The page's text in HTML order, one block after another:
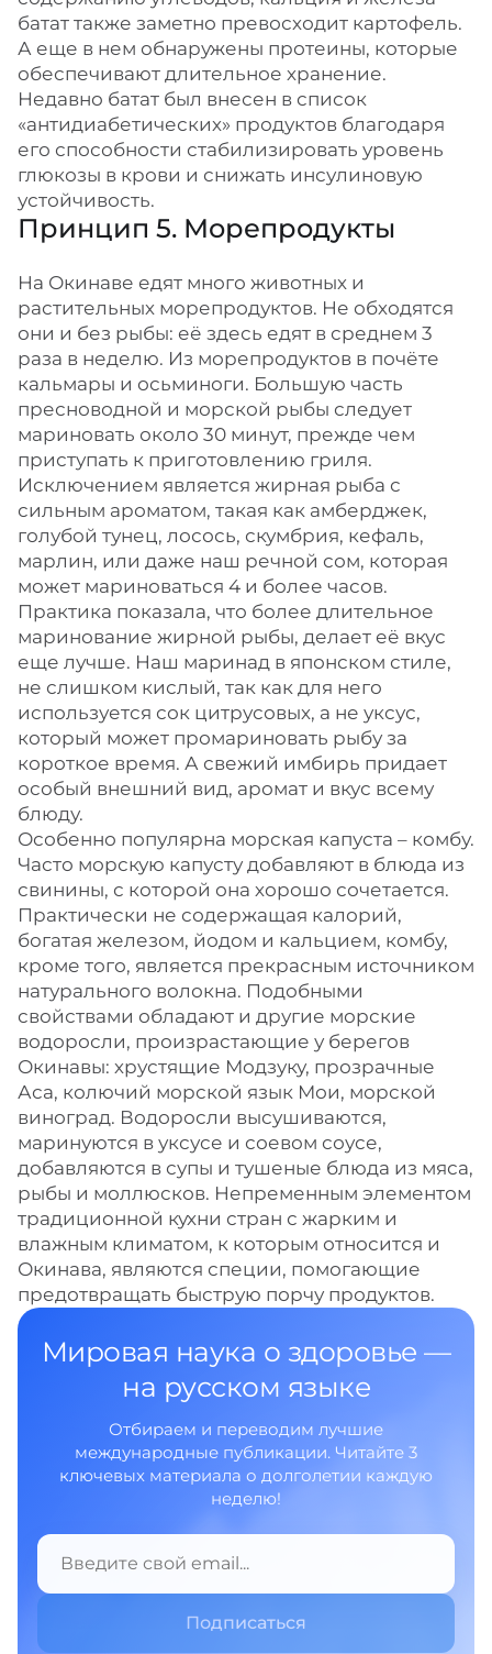
батат также заметно превосходит картофель.
А еще в нем обнаружены протеины, которые
обеспечивают длительное хранение.
Недавно батат был внесен в список
«антидиабетических» продуктов благодаря
его способности стабилизировать уровень
глюкозы в крови и снижать инсулиновую
устойчивость.
Принцип 5. Морепродукты
На Окинаве едят много животных и
растительных морепродуктов. Не обходятся
они и без рыбы: её здесь едят в среднем 3
раза в неделю. Из морепродуктов в почёте
кальмары и осьминоги. Большую часть
пресноводной и морской рыбы следует
мариновать около 30 минут, прежде чем
приступать к приготовлению гриля.
Исключением является жирная рыба с
сильным ароматом, такая как амберджек,
голубой тунец, лосось, скумбрия, кефаль,
марлин, или даже наш речной сом, которая
может мариноваться 4 и более часов.
Практика показала, что более длительное
маринование жирной рыбы, делает её вкус
еще лучше. Наш маринад в японском стиле,
не слишком кислый, так как для него
используется сок цитрусовых, а не уксус,
который может промариновать рыбу за
короткое время. А свежий имбирь придает
особый внешний вид, аромат и вкус всему
блюду.
Особенно популярна морская капуста – комбу.
Часто морскую капусту добавляют в блюда из
свинины, с которой она хорошо сочетается.
Практически не содержащая калорий,
богатая железом, йодом и кальцием, комбу,
кроме того, является прекрасным источником
натурального волокна. Подобными
свойствами обладают и другие морские
водоросли, произрастающие у берегов
Окинавы: хрустящие Модзуку, прозрачные
Аса, колючий морской язык Мои, морской
виноград. Водоросли высушиваются,
маринуются в уксусе и соевом соусе,
добавляются в супы и тушеные блюда из мяса,
рыбы и моллюсков. Непременным элементом
традиционной кухни стран с жарким и
влажным климатом, к которым относится и
Окинава, являются специи, помогающие
предотвращать быструю порчу продуктов.
Мировая наука о здоровье —
на русском языке
Отбираем и переводим лучшие
международные публикации. Читайте 3
ключевых материала о долголетии каждую
неделю!